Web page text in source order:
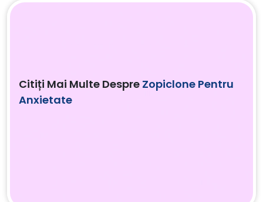
Citiți Mai Multe Despre Zopiclone Pentru
Anxietate